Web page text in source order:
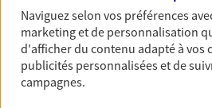
Multirisque
Gagnez en simplicité et en
assurance multirisque
Naviguez selon vos préférences
marketing et de personnalisation
d'afficher du contenu adapté à vos
publicités personnalisées et de
campagnes.